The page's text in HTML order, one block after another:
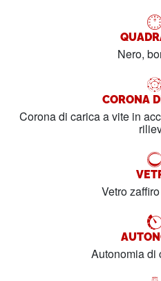
Nero,
CORONA
Corona di carica a vite in
Vetro
Autonomia di